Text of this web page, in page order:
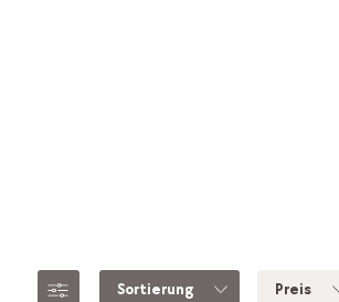
Sortierung Preis